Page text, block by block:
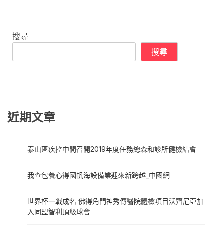
搜尋
搜尋
近期文章
泰山區疾控中間召開2019年度任務總森和診所健檢結會
我查包養心得國帆海設備業迎來新跨越_中國網
世界杯一戰成名 佛得角門神秀傳醫院體檢項目沃齊尼亞加
入同盟智利頂級球會